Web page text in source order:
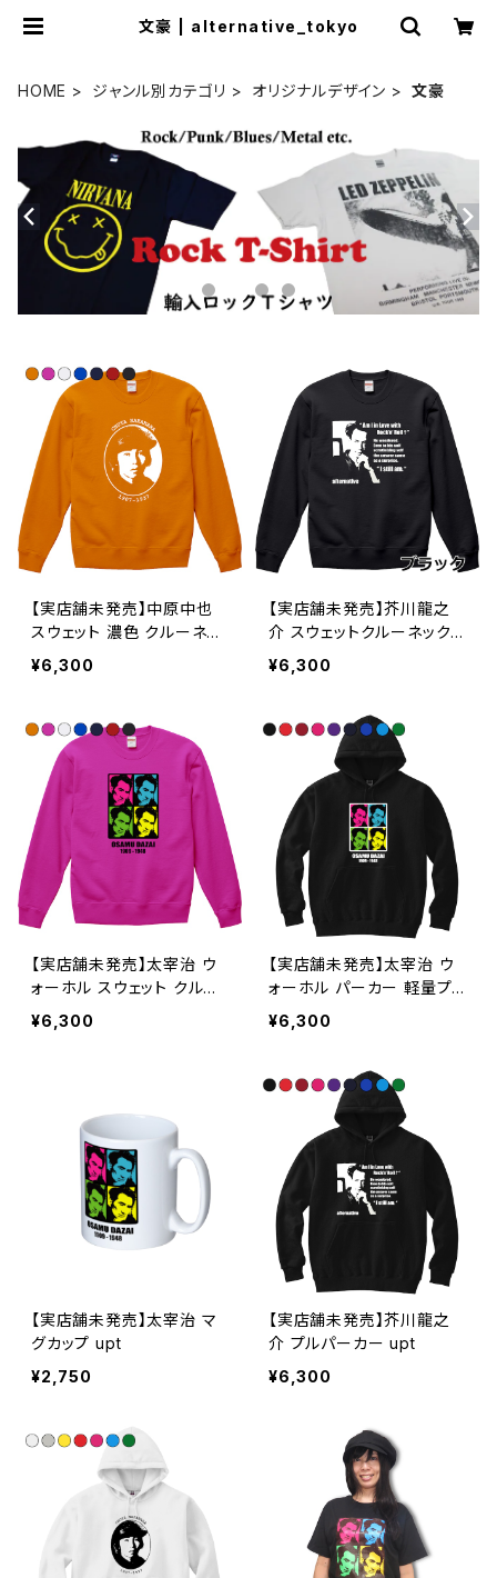
文豪 | alternative_tokyo
HOME ジャンル別カテゴリ オリジナルデザイン 文豪
【実店舗未発売】中原中也
スウェット 濃色 クルーネッ
クスウェット upt
¥6,300
【実店舗未発売】芥川龍之
介 スウェットクルーネック
¥6,300
【実店舗未発売】太宰治 ウ
ォーホル スウェット クルー
ネックスウェット upt
¥6,300
【実店舗未発売】太宰治 ウ
ォーホル パーカー 軽量プ
ルパーカー upt
¥6,300
【実店舗未発売】太宰治 マ
グカップ upt
¥2,750
【実店舗未発売】芥川龍之
介 プルパーカー upt
¥6,300